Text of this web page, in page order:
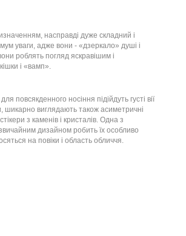
насправді дуже складний і
уваги, адже вони - «дзеркало» душі і
роблять погляд яскравішим і
і «вамп».
носіння підійдуть густі вії
шикарно виглядають також асиметричні
з каменів і кристалів. Одна з
дизайном робить їх особливо
на повіки і область обличчя.